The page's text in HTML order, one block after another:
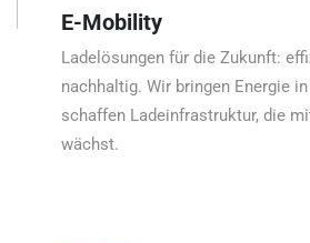
E-Mobility
Ladelösungen für die Zukunft:
nachhaltig. Wir bringen Energie
schaffen Ladeinfrastruktur, die
wächst.